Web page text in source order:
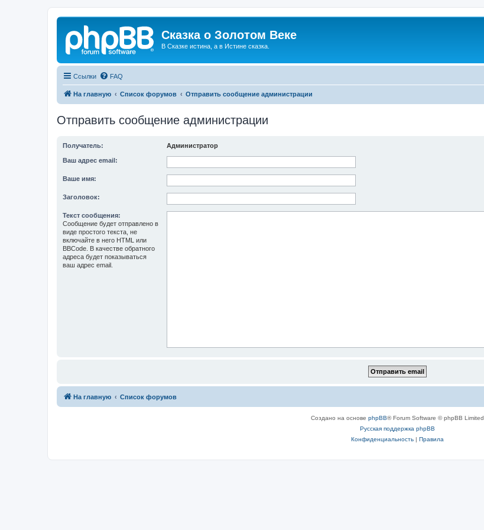
Сказка о Золотом Веке
В Сказке истина, а в Истине сказка.
Ссылки FAQ
На главную Список форумов Отправить сообщение администрации
Отправить сообщение администрации
Получатель: Администратор
Ваш адрес email:
Ваше имя:
Заголовок:
Текст сообщения:
Сообщение будет отправлено в
виде простого текста, не
включайте в него HTML или
BBCode. В качестве обратного
адреса будет показываться
ваш адрес email.
На главную Список форумов
Создано на основе phpBB® Forum Software © phpBB Limited
Русская поддержка phpBB
Конфиденциальность| Правила